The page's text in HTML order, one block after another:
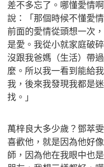
差不多忘了。哪懂愛情
說：「那個時候不懂愛
前面的愛情從頭想一次
是愛。我從小就家庭破
沒跟我爸媽（生活）帶
麼。所以我一看到能給
我，後來我發現我都是
找。」
萬梓良大多少歲？鄧萃
喜歡他，就是因為他好
師，因為他在我眼中也